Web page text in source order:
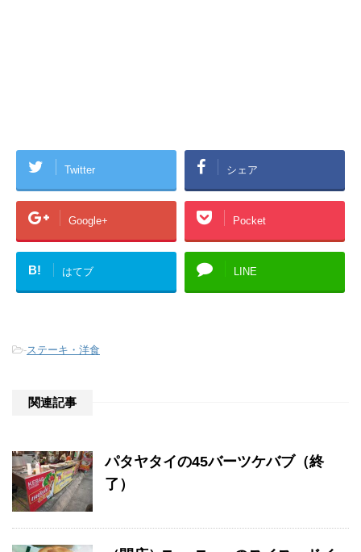
Twitter シェア
Google+ Pocket
B! はてブ LINE
-ステーキ・洋食
関連記事
パタヤタイの45バーツケバブ（終
了）